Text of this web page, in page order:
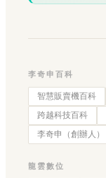
李奇申百科
智慧販賣機百科
跨越科技百科
李奇申（創辦人）
龍雲數位